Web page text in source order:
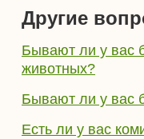
Другие
Бывают ли у вас
животных?
Бывают ли у вас
Есть ли у вас